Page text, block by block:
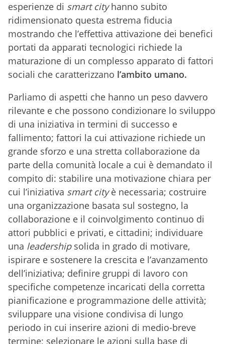
esperienze di smart cityhanno subito
ridimensionato questa estrema fiducia
mostrando che l’effettiva attivazione dei benefici
portati da apparati tecnologici richiede la
maturazione di un complesso apparato di fattori
sociali che caratterizzano l’ambito umano.
Parliamo di aspetti che hanno un peso davvero
rilevante e che possono condizionare lo sviluppo
di una iniziativa in termini di successo e
fallimento; fattori la cui attivazione richiede un
grande sforzo e una stretta collaborazione da
parte della comunità locale a cui è demandato il
compito di: stabilire una motivazione chiara per
cui l’iniziativa smart cityè necessaria; costruire
una organizzazione basata sul sostegno, la
collaborazione e il coinvolgimento continuo di
attori pubblici e privati, e cittadini; individuare
una leadershipsolida in grado di motivare,
ispirare e sostenere la crescita e l’avanzamento
dell’iniziativa; definire gruppi di lavoro con
specifiche competenze incaricati della corretta
pianificazione e programmazione delle attività;
sviluppare una visione condivisa di lungo
periodo in cui inserire azioni di medio-breve
termine; selezionare le azioni sulla base di